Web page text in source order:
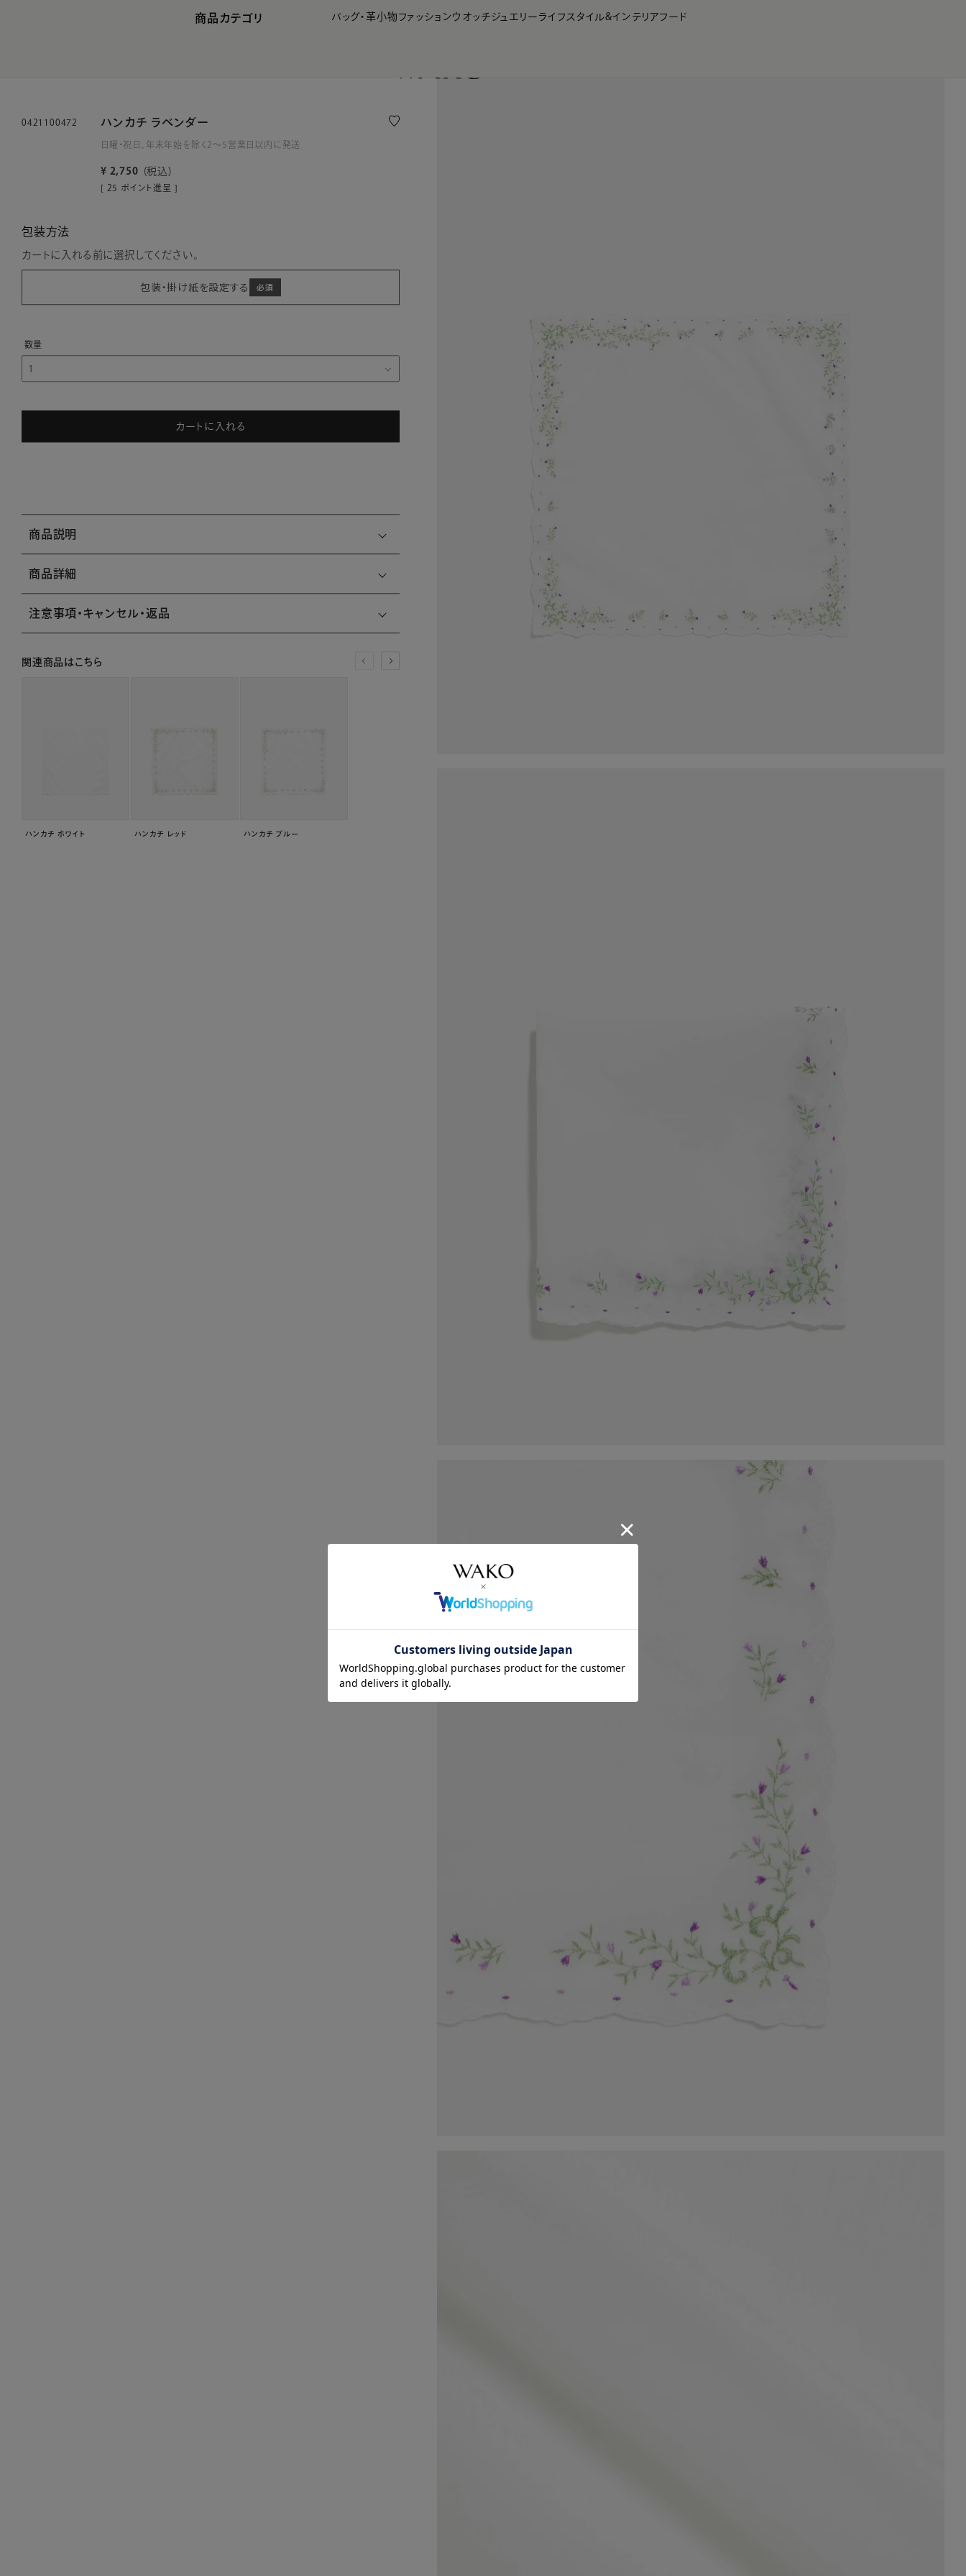
商品カテゴリ バッグ・革小物 ファッションウオッチジュエリー ライフスタイル&インテリアフード
0421100472 ハンカチ ラベンダー
日曜・祝日、年末年始を除く2～5営業日以内に発送
¥ 2,750 税込
[ 25 ポイント進呈 ]
包装方法
カートに入れる前に選択してください。
包装・掛け紙を設定する
カートに入れる
商品説明
商品詳細
注意事項・キャンセル・返品
関連商品はこちら
ハンカチ ホワイト ハンカチ レッド ハンカチ ブルー